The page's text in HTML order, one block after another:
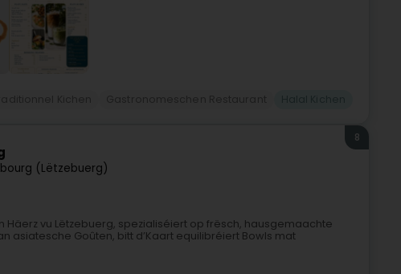
(Lëtzebuerg)
8
Häerz vu Lëtzebuerg, spezialiséiert op frësch, hausgemaachte
asiatesche Goûten, bitt d’Kaart equilibréiert Bowls mat